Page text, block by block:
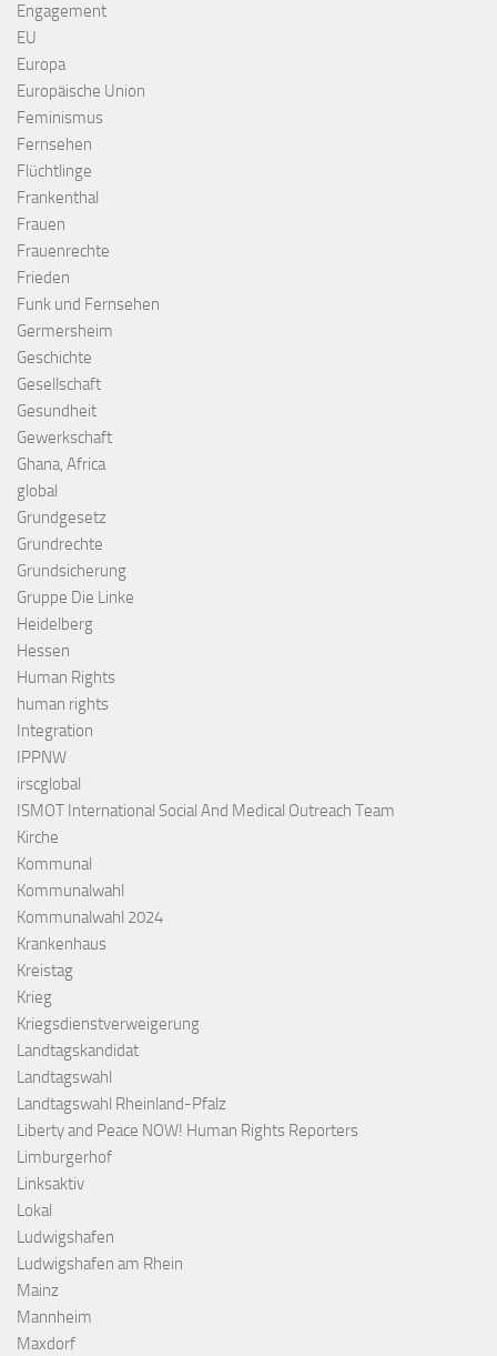
Engagement
EU
Europa
Europäische Union
Feminismus
Fernsehen
Flüchtlinge
Frankenthal
Frauen
Frauenrechte
Frieden
Funk und Fernsehen
Germersheim
Geschichte
Gesellschaft
Gesundheit
Gewerkschaft
Ghana, Africa
global
Grundgesetz
Grundrechte
Grundsicherung
Gruppe Die Linke
Heidelberg
Hessen
Human Rights
human rights
Integration
IPPNW
irscglobal
ISMOT International Social And Medical Outreach Team
Kirche
Kommunal
Kommunalwahl
Kommunalwahl 2024
Krankenhaus
Kreistag
Krieg
Kriegsdienstverweigerung
Landtagskandidat
Landtagswahl
Landtagswahl Rheinland-Pfalz
Liberty and Peace NOW! Human Rights Reporters
Limburgerhof
Linksaktiv
Lokal
Ludwigshafen
Ludwigshafen am Rhein
Mainz
Mannheim
Maxdorf